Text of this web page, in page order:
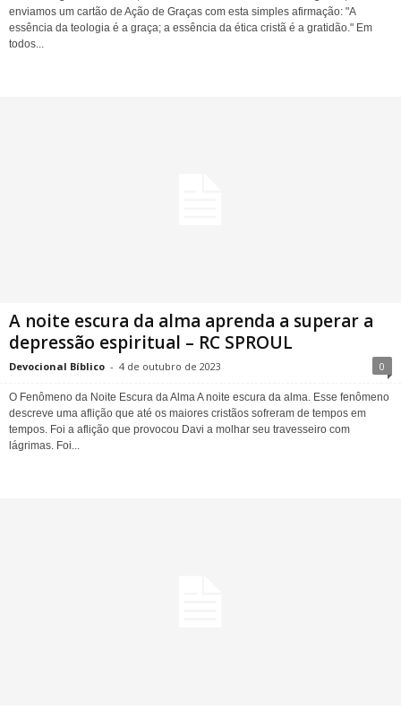
enviamos um cartão de Ação de Graças com esta simples afirmação: "A
essência da teologia é a graça; a essência da ética cristã é a gratidão." Em
todos...
A noite escura da alma aprenda a superar a
depressão espiritual – RC SPROUL
Devocional Bíblico - 4 de outubro de 2023 0
O Fenômeno da Noite Escura da Alma A noite escura da alma. Esse fenômeno
descreve uma aflição que até os maiores cristãos sofreram de tempos em
tempos. Foi a aflição que provocou Davi a molhar seu travesseiro com
lágrimas. Foi...